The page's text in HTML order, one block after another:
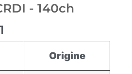
- 140ch
Origine